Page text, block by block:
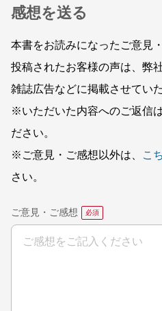
感想を送る
本書をお読みになったご意見
投稿されたお客様の声は、弊
雑誌広告などに掲載させてい
※いただいた内容へのご返信
ださい。
※ご意見・ご感想以外は、
こ
さい。
ご意見・ご感想